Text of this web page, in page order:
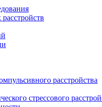
расстройства
стрессового